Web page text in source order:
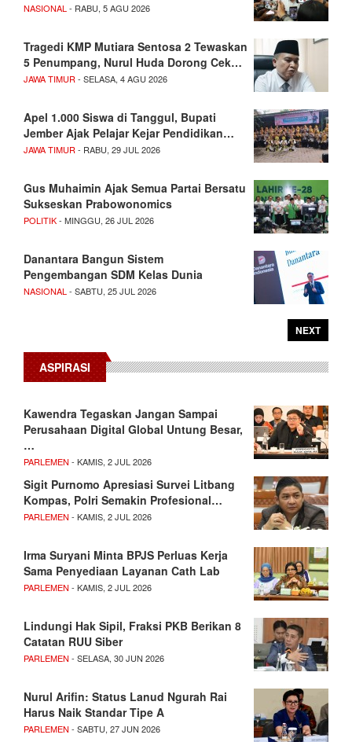
NASIONAL - RABU, 5 AGU 2026
Tragedi KMP Mutiara Sentosa 2 Tewaskan
5 Penumpang, Nurul Huda Dorong Cek…
JAWA TIMUR - SELASA, 4 AGU 2026
Apel 1.000 Siswa di Tanggul, Bupati
Jember Ajak Pelajar Kejar Pendidikan…
JAWA TIMUR - RABU, 29 JUL 2026
Gus Muhaimin Ajak Semua Partai Bersatu
Sukseskan Prabowonomics
POLITIK- MINGGU, 26 JUL 2026
Danantara Bangun Sistem
Pengembangan SDM Kelas Dunia
NASIONAL - SABTU, 25 JUL 2026
NEXT
ASPIRASI
Kawendra Tegaskan Jangan Sampai
Perusahaan Digital Global Untung Besar,
…
PARLEMEN - KAMIS, 2 JUL 2026
Sigit Purnomo Apresiasi Survei Litbang
Kompas, Polri Semakin Profesional…
PARLEMEN - KAMIS, 2 JUL 2026
Irma Suryani Minta BPJS Perluas Kerja
Sama Penyediaan Layanan Cath Lab
PARLEMEN - KAMIS, 2 JUL 2026
Lindungi Hak Sipil, Fraksi PKB Berikan 8
Catatan RUU Siber
PARLEMEN - SELASA, 30 JUN 2026
Nurul Arifin: Status Lanud Ngurah Rai
Harus Naik Standar Tipe A
PARLEMEN - SABTU, 27 JUN 2026